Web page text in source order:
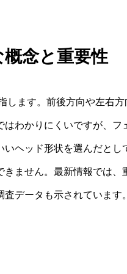
念と重要性
します。前後方向や左右
わかりにくいですが、フ
ヘッド形状を選んだとし
ません。最新情報では、
データも示されています